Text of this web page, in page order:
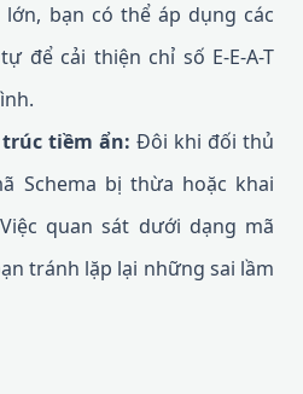
bạn có thể áp dụng các
để cải thiện chỉ số E-E-A-T
tiềm ẩn: Đôi khi đối thủ
Schema bị thừa hoặc khai
quan sát dưới dạng mã
tránh lặp lại những sai lầm